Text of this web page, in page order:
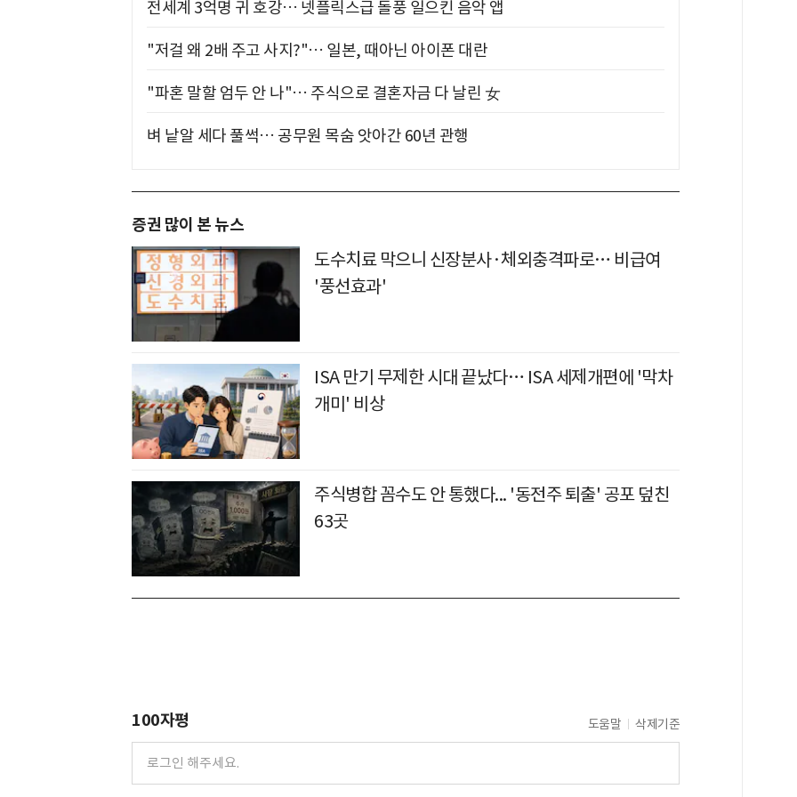
전세계 3억명 귀 호강… 넷플릭스급 돌풍 일으킨 음악 앱
"저걸 왜 2배 주고 사지?"… 일본, 때아닌 아이폰 대란
"파혼 말할 엄두 안 나"… 주식으로 결혼자금 다 날린 女
벼 낱알 세다 풀썩… 공무원 목숨 앗아간 60년 관행
증권 많이 본 뉴스
도수치료 막으니 신장분사·체외충격파로… 비급여
'풍선효과'
ISA 만기 무제한 시대 끝났다… ISA 세제개편에 '막차
개미' 비상
주식병합 꼼수도 안 통했다... '동전주 퇴출' 공포 덮친
63곳
100자평 도움말 삭제기준